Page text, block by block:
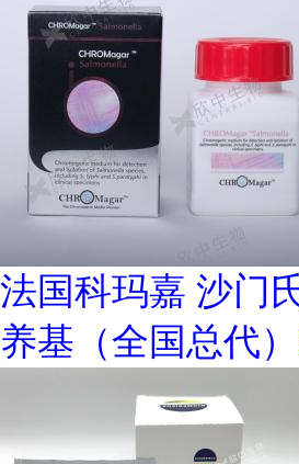
法国科玛嘉 沙门
养基（全国总代